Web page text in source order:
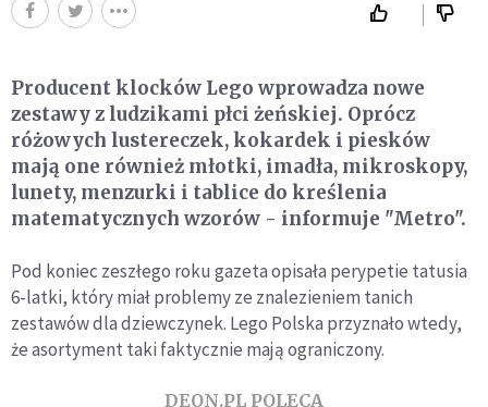
Producent klocków Lego wprowadza nowe
zestawy z ludzikami płci żeńskiej. Oprócz
różowych lustereczek, kokardek i piesków
mają one również młotki, imadła, mikroskopy,
lunety, menzurki i tablice do kreślenia
matematycznych wzorów - informuje "Metro".
Pod koniec zeszłego roku gazeta opisała perypetie tatusia
6-latki, który miał problemy ze znalezieniem tanich
zestawów dla dziewczynek. Lego Polska przyznało wtedy,
że asortyment taki faktycznie mają ograniczony.
DEON.PL POLECA